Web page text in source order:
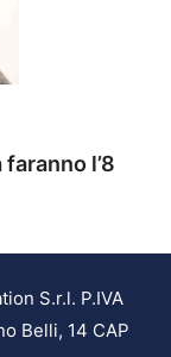
l’8
S.r.l. P.IVA
Belli, 14 CAP